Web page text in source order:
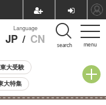
menu
Language
JP / CN search
東大受験
大特集
小学校受験